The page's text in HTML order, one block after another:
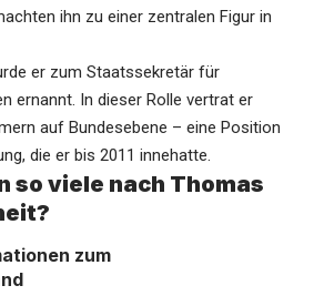
ihn zu einer zentralen Figur in
er zum Staatssekretär für
ernannt. In dieser Rolle vertrat er
auf Bundesebene – eine Position
die er bis 2011 innehatte.
so viele nach Thomas
zum